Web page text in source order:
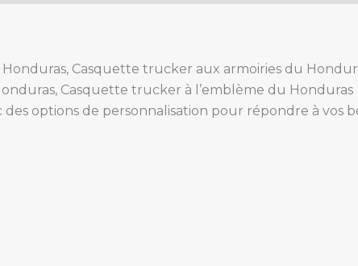
Casquette trucker aux armoiries du
Casquette trucker à l’emblème du Honduras
options de personnalisation pour répondre à vos